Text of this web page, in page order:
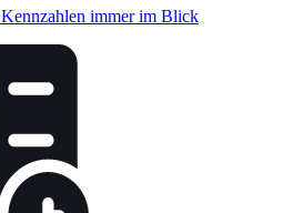
immer im Blick